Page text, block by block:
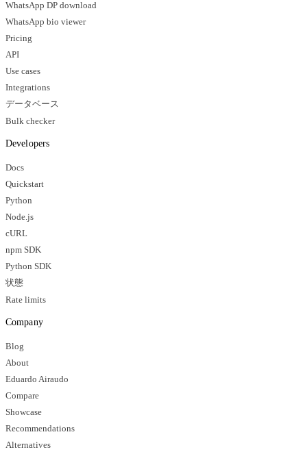
WhatsApp DP download
WhatsApp bio viewer
Pricing
API
Use cases
Integrations
データベース
Bulk checker
Developers
Docs
Quickstart
Python
Node.js
cURL
npm SDK
Python SDK
状態
Rate limits
Company
Blog
About
Eduardo Airaudo
Compare
Showcase
Recommendations
Alternatives